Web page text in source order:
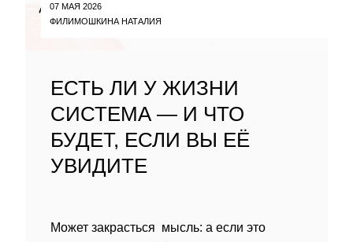
07 МАЯ 2026
ФИЛИМОШКИНА НАТАЛИЯ
ЕСТЬ ЛИ У ЖИЗНИ
СИСТЕМА — И ЧТО
БУДЕТ, ЕСЛИ ВЫ ЕЁ
УВИДИТЕ
Может закрасться мысль: а если это